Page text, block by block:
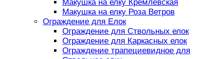
Макушка на елку Кремлевская
Макушка на елку Роза Ветров
Ограждение для Елок
Ограждение для Ствольных елок
Ограждение для Каркасных елок
Ограждение трапециевидное для